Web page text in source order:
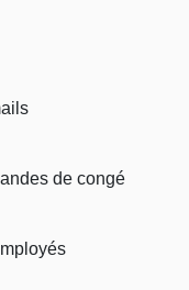
de congé